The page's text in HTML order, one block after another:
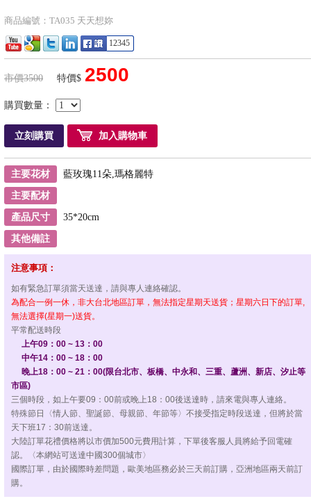
商品編號：TA035 天天想妳
12345
市價3500 特價$ 2500
購買數量：
立刻購買 加入購物車
主要花材 藍玫瑰11朵,瑪格麗特
主要配材
產品尺寸 35*20cm
其他備註
注意事項：
如有緊急訂單須當天送達，請與專人連絡確認。
為配合一例一休，非大台北地區訂單，無法指定星期天送貨；星期六日下的訂單,
無法選擇(星期一)送貨。
平常配送時段
上午09：00 ~ 13：00
中午14：00 ~ 18：00
晚上18：00 ~ 21：00(限台北市、板橋、中永和、三重、蘆洲、新店、汐止等
市區)
三個時段，如上午要09：00前或晚上18：00後送達時，請來電與專人連絡。
特殊節日〈情人節、聖誕節、母親節、年節等〉不接受指定時段送達，但將於當
天下班17：30前送達。
大陸訂單花禮價格將以市價加500元費用計算，下單後客服人員將給予回電確
認。〈本網站可送達中國300個城市〉
國際訂單，由於國際時差問題，歐美地區務必於三天前訂購，亞洲地區兩天前訂
購。